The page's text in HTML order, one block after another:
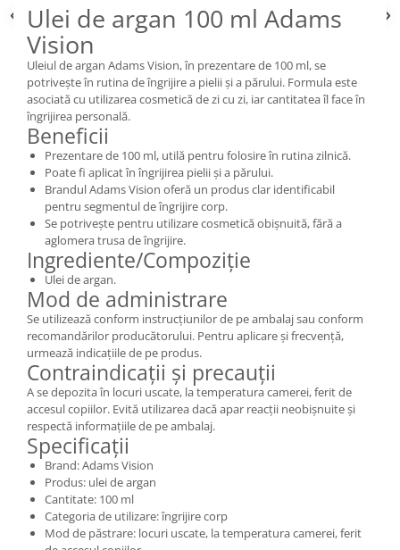
Ulei de argan 100 ml Adams
Vision
Uleiul de argan Adams Vision, în prezentare de 100 ml, se
potrivește în rutina de îngrijire a pielii și a părului. Formula este
asociată cu utilizarea cosmetică de zi cu zi, iar cantitatea îl face în
îngrijirea personală.
Beneficii
Prezentare de 100 ml, utilă pentru folosire în rutina zilnică.
Poate fi aplicat în îngrijirea pielii și a părului.
Brandul Adams Vision oferă un produs clar identificabil
pentru segmentul de îngrijire corp.
Se potrivește pentru utilizare cosmetică obișnuită, fără a
aglomera trusa de îngrijire.
Ingrediente/Compoziție
Ulei de argan.
Mod de administrare
Se utilizează conform instrucțiunilor de pe ambalaj sau conform
recomandărilor producătorului. Pentru aplicare și frecvență,
urmează indicațiile de pe produs.
Contraindicații și precauții
A se depozita în locuri uscate, la temperatura camerei, ferit de
accesul copiilor. Evită utilizarea dacă apar reacții neobișnuite și
respectă informațiile de pe ambalaj.
Specificații
Brand: Adams Vision
Produs: ulei de argan
Cantitate: 100 ml
Categoria de utilizare: îngrijire corp
Mod de păstrare: locuri uscate, la temperatura camerei, ferit